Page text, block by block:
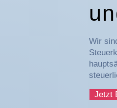
Wir
Jetzt